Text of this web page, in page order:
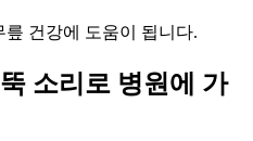
건강에 도움이 됩니다.
소리로 병원에 가